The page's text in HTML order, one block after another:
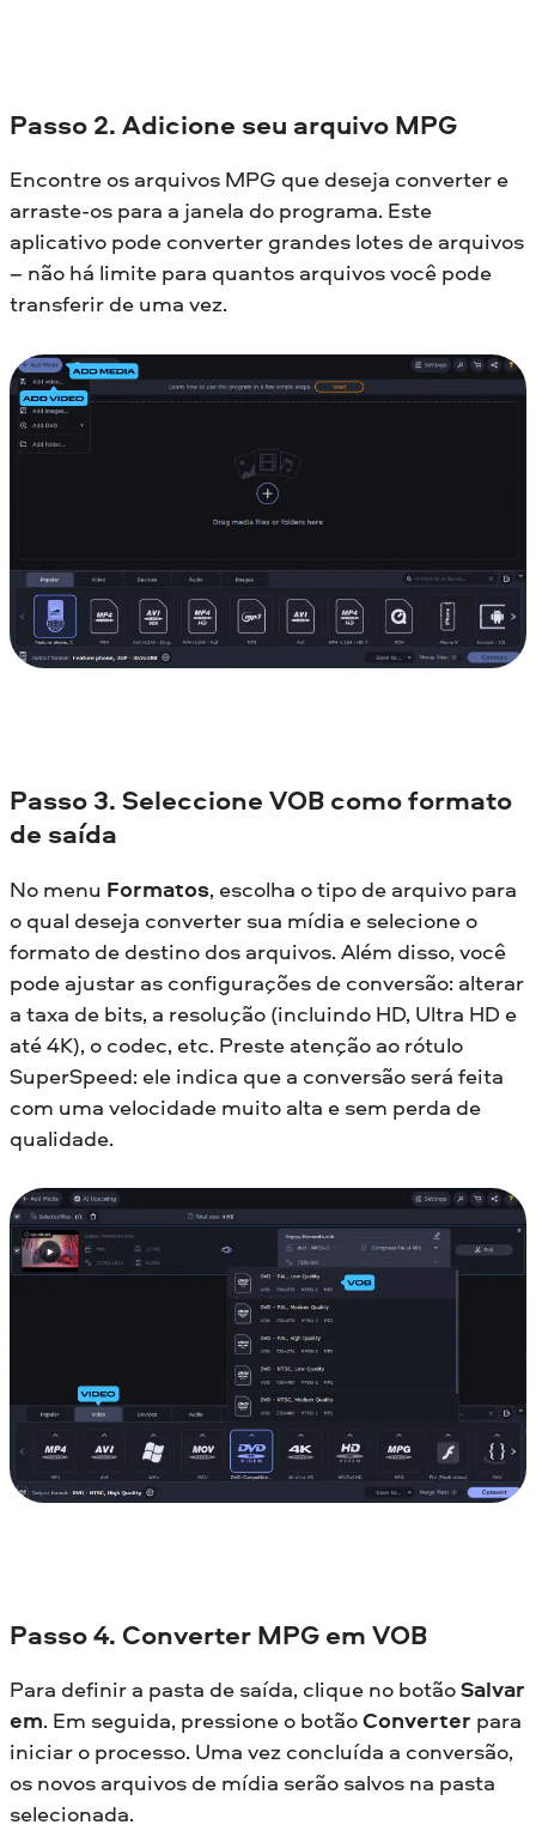
Passo 2. Adicione seu arquivo MPG
Encontre os arquivos MPG que deseja converter e
arraste-os para a janela do programa. Este
aplicativo pode converter grandes lotes de arquivos
– não há limite para quantos arquivos você pode
transferir de uma vez.
Passo 3. Seleccione VOB como formato
de saída
No menu Formatos, escolha o tipo de arquivo para
o qual deseja converter sua mídia e selecione o
formato de destino dos arquivos. Além disso, você
pode ajustar as configurações de conversão: alterar
a taxa de bits, a resolução (incluindo HD, Ultra HD e
até 4K), o codec, etc. Preste atenção ao rótulo
SuperSpeed: ele indica que a conversão será feita
com uma velocidade muito alta e sem perda de
qualidade.
Passo 4. Converter MPG em VOB
Para definir a pasta de saída, clique no botãoSalvar
em. Em seguida, pressione o botãoConverter para
iniciar o processo. Uma vez concluída a conversão,
os novos arquivos de mídia serão salvos na pasta
selecionada.